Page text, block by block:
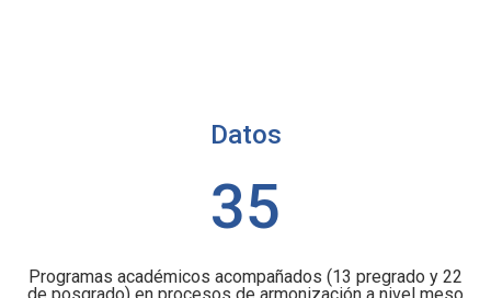
Datos
35
Programas académicos acompañados (13 pregrado y 22